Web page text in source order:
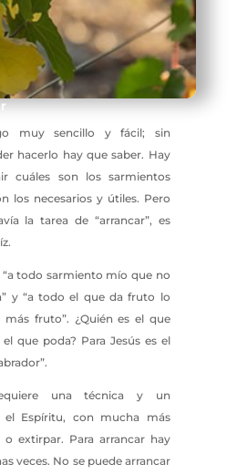
muy sencillo y fácil; sin
hacerlo hay que saber. Hay
cuáles son los sarmientos
los necesarios y útiles. Pero
la tarea de “arrancar”, es
“a todo sarmiento mío que no
y “a todo el que da fruto lo
fruto”. ¿Quién es el que
que poda? Para Jesús es el
una técnica y un
el Espíritu, con mucha más
o extirpar. Para arrancar hay
veces. No se puede arrancar